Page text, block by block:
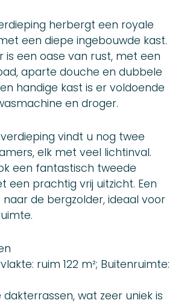
herbergt een royale
een diepe ingebouwde kast.
is een oase van rust, met een
aparte douche en dubbele
handige kast is er voldoende
en droger.
vindt u nog twee
elk met veel lichtinval.
een fantastisch tweede
een prachtig vrij uitzicht. Een
de bergzolder, ideaal voor
ruim 122 m²; Buitenruimte:
dakterrassen, wat zeer uniek is